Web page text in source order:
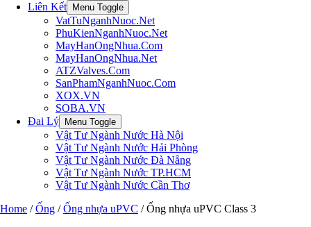
Liên Kết
Menu Toggle
VatTuNganhNuoc.Net
PhuKienNganhNuoc.Net
MayHanOngNhua.Com
MayHanOngNhua.Net
ATZValves.Com
SanPhamNganhNuoc.Com
XOX.VN
SOBA.VN
Đai Lý
Menu Toggle
Vật Tư Ngành Nước Hà Nội
Vật Tư Ngành Nước Hải Phòng
Vật Tư Ngành Nước Đà Nẵng
Vật Tư Ngành Nước TP.HCM
Vật Tư Ngành Nước Cần Thơ
Home /Ống /Ống nhựa uPVC / Ống nhựa uPVC Class 3